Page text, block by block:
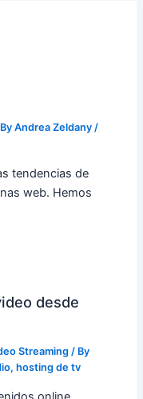
Andrea Zeldany/
tendencias de
web. Hemos
desde
Streaming / By
,hosting de tv